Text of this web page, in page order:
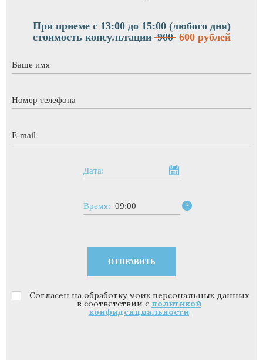
При приеме с 13:00 до 15:00 (любого дня)
стоимость консультации 900 600 рублей
Ваше имя
Номер телефона
E-mail
Дата:
Время: 09:00
Политика конфиденциальности*
Согласен на обработку моих персональных данных
в соответствии с политикой
конфиденциальности